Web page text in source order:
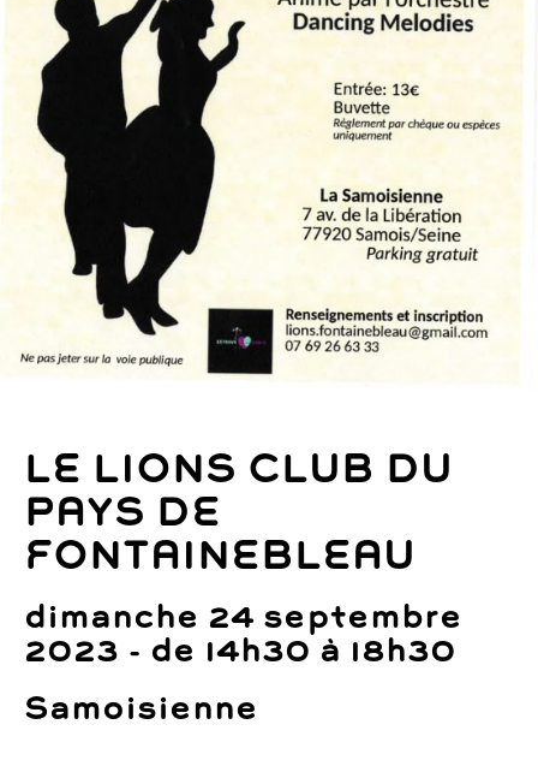
LE LIONS CLUB DU
PAYS DE
FONTAINEBLEAU
dimanche 24 septembre
2023 - de 14h30 à 18h30
Samoisienne